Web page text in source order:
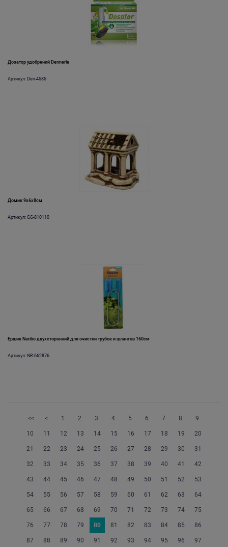
Дозатор удобрений Dennerle
Артикул: Den-4585
Домик 9x6x8см
Артикул: GG-810110
Ершик Naribo двухсторонний для очистки трубок и шлангов 160см
Артикул: NR-662876
<< < 1 2 3 4 5 6 7 8 9
10 11 12 13 14 15 16 17 18 19 20
21 22 23 24 25 26 27 28 29 30 31
32 33 34 35 36 37 38 39 40 41 42
43 44 45 46 47 48 49 50 51 52 53
54 55 56 57 58 59 60 61 62 63 64
65 66 67 68 69 70 71 72 73 74 75
76 77 78 79 80 81 82 83 84 85 86
87 88 89 90 91 92 93 94 95 96 97